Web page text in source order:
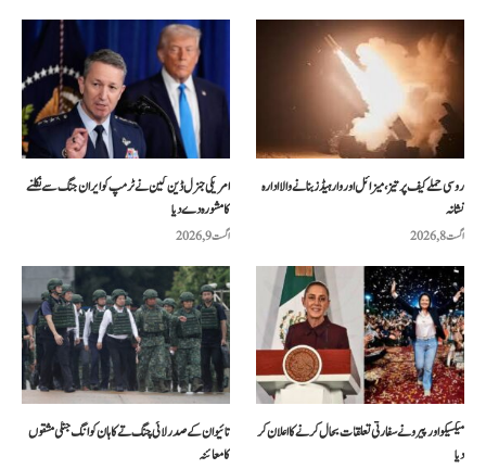
امریکی جنرل ڈین کین نے ٹرمپ کو ایران جنگ سے نکلنے
کا مشورہ دے دیا
اگست 9, 2026
روسی حملے کیف پر تیز، میزائل اور وار ہیڈز بنانے والا ادارہ
نشانہ
اگست 8, 2026
تائیوان کے صدر لائی چنگ تے کا ہان کوانگ جنگی مشقوں
کا معائنہ
میکسیکو اور پیرو نے سفارتی تعلقات بحال کرنے کا اعلان کر
دیا